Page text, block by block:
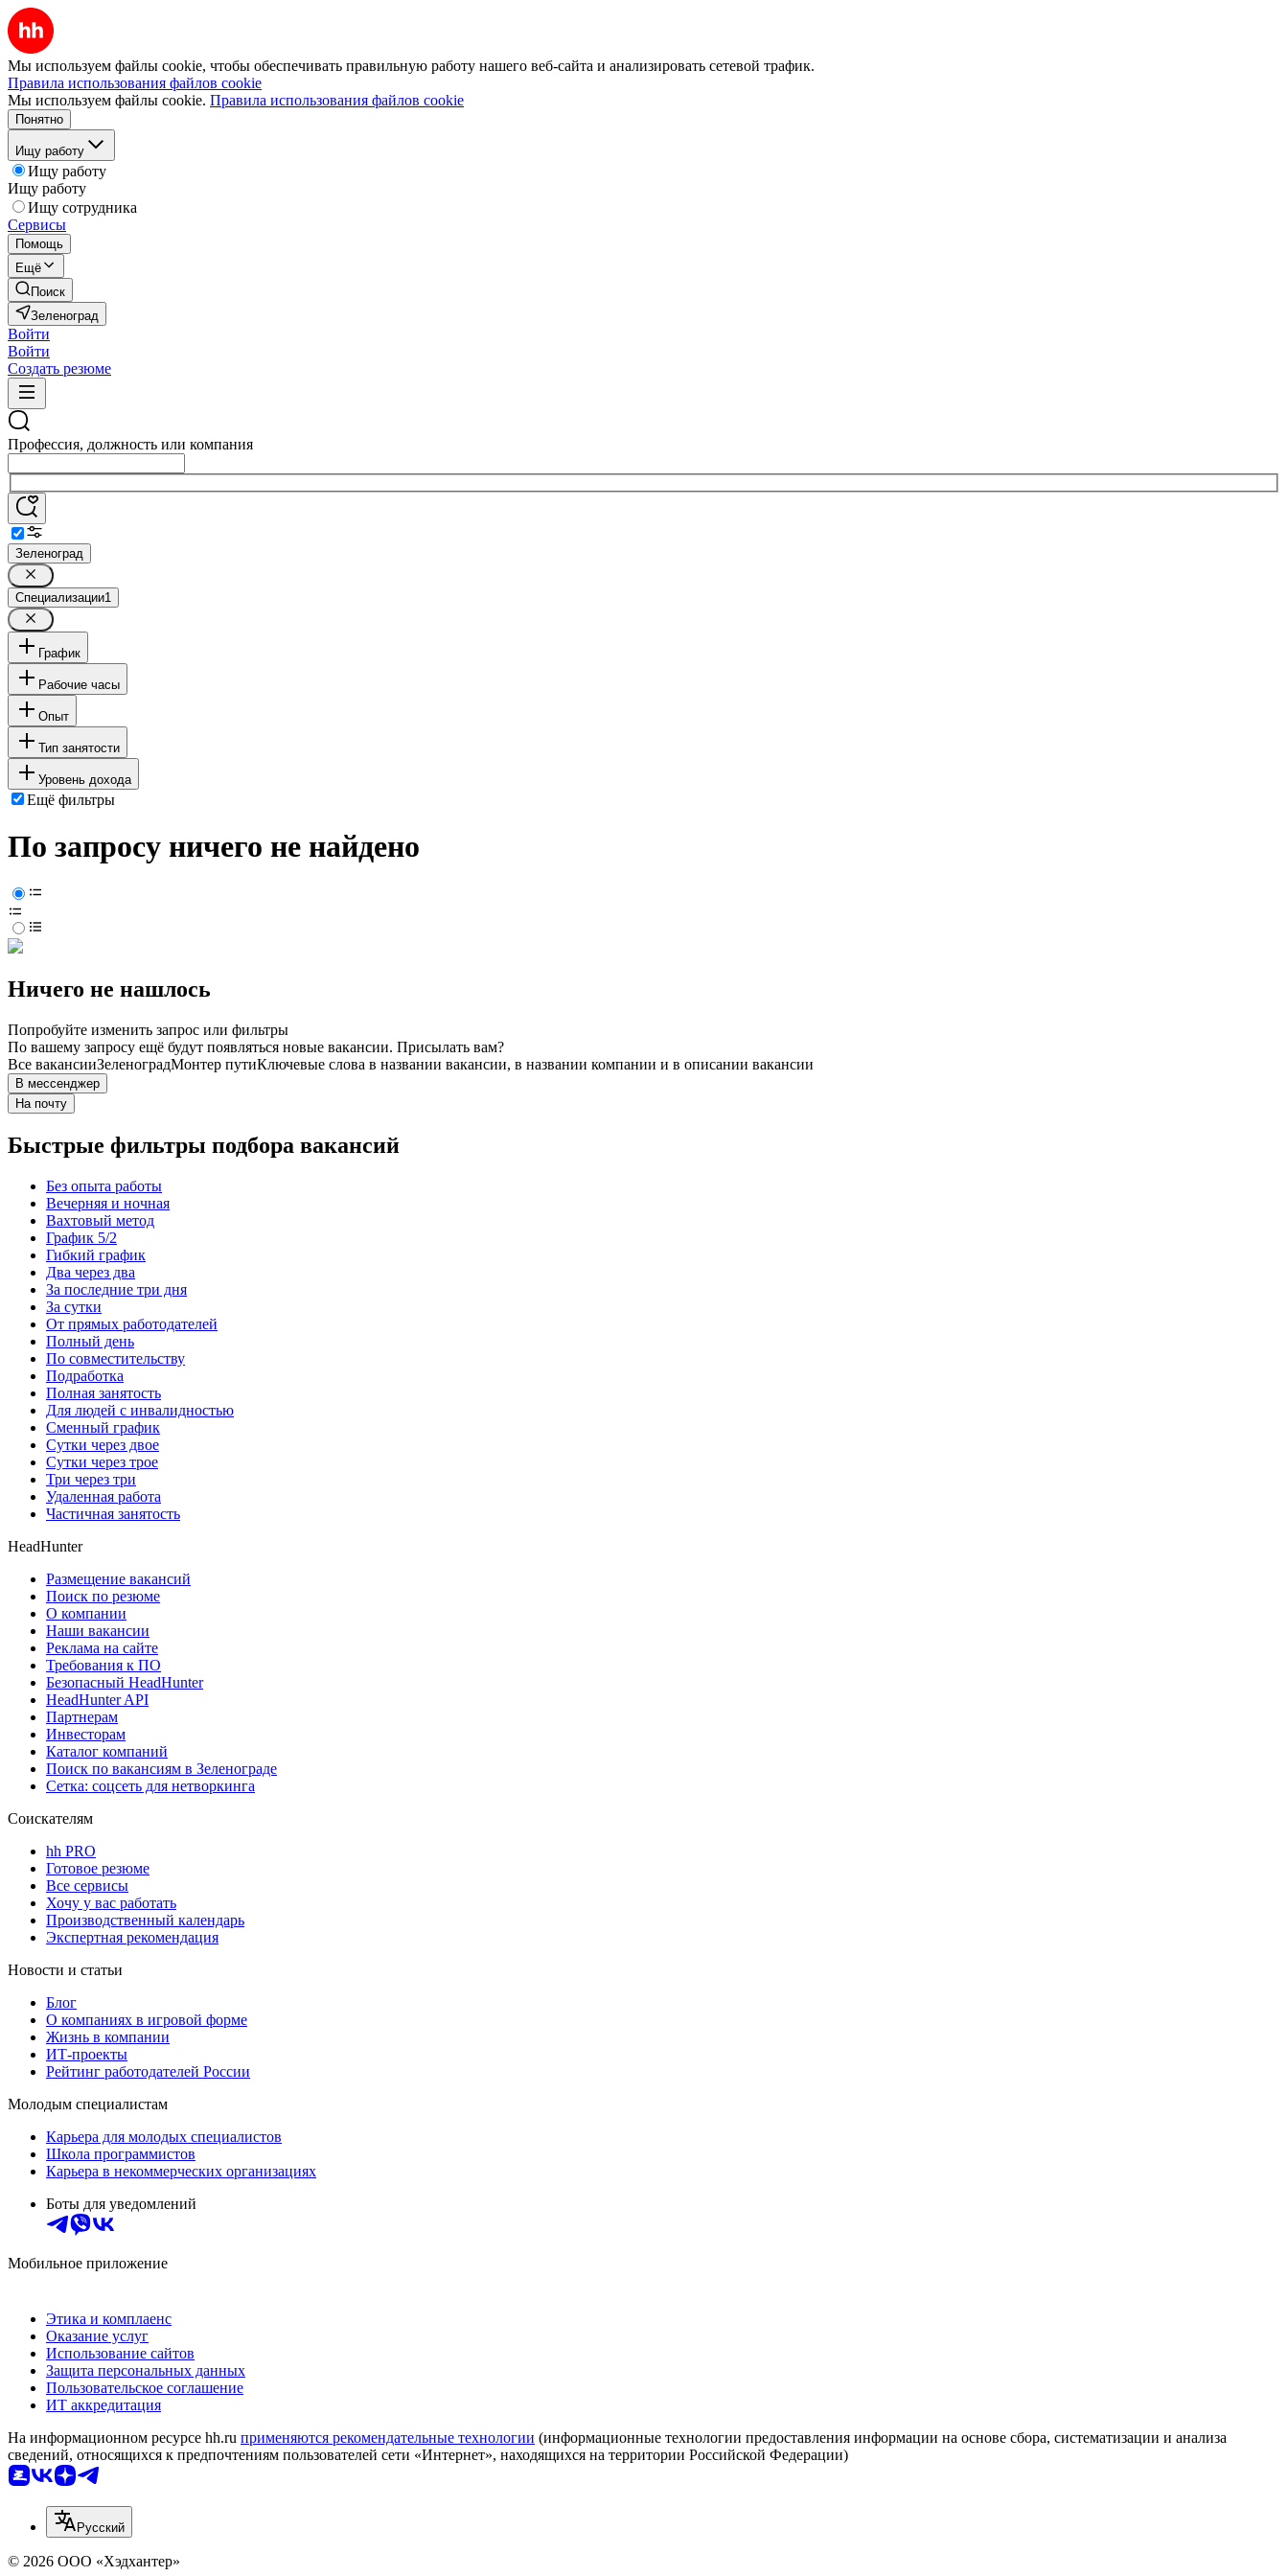
Мы используем файлы cookie, чтобы обеспечивать правильную работу нашего веб-сайта и анализировать сетевой трафик.
Правила использования файлов cookie
Мы используем файлы cookie. Правила использования файлов cookie
Понятно
Ищу работу
Ищу работу
Ищу работу
Ищу сотрудника
Сервисы
Помощь
Ещё
Поиск
Зеленоград
Войти
Войти
Создать резюме
Профессия, должность или компания
Зеленоград
Специализации1
График
Рабочие часы
Опыт
Тип занятости
Уровень дохода
Ещё фильтры
По запросу ничего не найдено
Ничего не нашлось
Попробуйте изменить запрос или фильтры
По вашему запросу ещё будут появляться новые вакансии. Присылать вам?
Все вакансииЗеленоградМонтер путиКлючевые слова в названии вакансии, в названии компании и в описании вакансии
В мессенджер
На почту
Быстрые фильтры подбора вакансий
Без опыта работы
Вечерняя и ночная
Вахтовый метод
График 5/2
Гибкий график
Два через два
За последние три дня
За сутки
От прямых работодателей
Полный день
По совместительству
Подработка
Полная занятость
Для людей с инвалидностью
Сменный график
Сутки через двое
Сутки через трое
Три через три
Удаленная работа
Частичная занятость
HeadHunter
Размещение вакансий
Поиск по резюме
О компании
Наши вакансии
Реклама на сайте
Требования к ПО
Безопасный HeadHunter
HeadHunter API
Партнерам
Инвесторам
Каталог компаний
Поиск по вакансиям в Зеленограде
Сетка: соцсеть для нетворкинга
Соискателям
hh PRO
Готовое резюме
Все сервисы
Хочу у вас работать
Производственный календарь
Экспертная рекомендация
Новости и статьи
Блог
О компаниях в игровой форме
Жизнь в компании
ИТ-проекты
Рейтинг работодателей России
Молодым специалистам
Карьера для молодых специалистов
Школа программистов
Карьера в некоммерческих организациях
Боты для уведомлений
Мобильное приложение
Этика и комплаенс
Оказание услуг
Использование сайтов
Защита персональных данных
Пользовательское соглашение
ИТ аккредитация
На информационном ресурсе hh.ru применяются рекомендательные технологии (информационные технологии предоставления информации на основе сбора, систематизации и анализа
сведений, относящихся к предпочтениям пользователей сети «Интернет», находящихся на территории Российской Федерации)
Русский
© 2026 ООО «Хэдхантер»